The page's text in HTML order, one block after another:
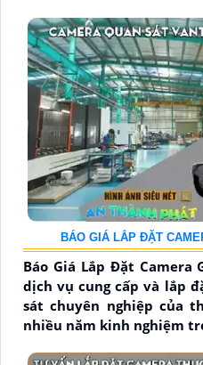
BÁO GIÁ LẮP ĐẶT
Báo Giá Lắp Đặt Camera
dịch vụ cung cấp và lắp
sát chuyên nghiệp của
nhiều năm kinh nghiệm